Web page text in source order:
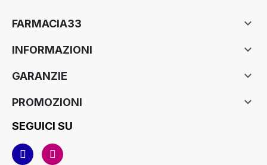
FARMACIA33 
INFORMAZIONI 
GARANZIE 
PROMOZIONI 
SEGUICI SU